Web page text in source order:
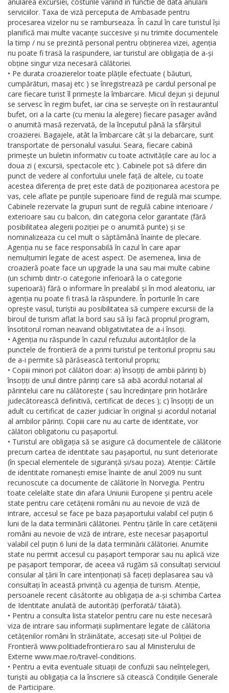
serviciilor. Taxa de viză perceputa de Ambasade pentru
procesarea vizelor nu se ramburseaza. În cazul în care turistul își
planifică mai multe vacanțe succesive și nu trimite documentele
la timp / nu se prezintă personal pentru obținerea vizei, agenția
nu poate fi trasă la raspundere, iar turistul are obligația de a-și
obține singur viza necesară călătoriei.
• Pe durata croazierelor toate plățile efectuate ( băuturi,
cumpărături, masaj etc ) se înregistrează pe cardul personal pe
care fiecare turist îl primește la îmbarcare. Micul dejun și dejunul
se servesc în regim bufet, iar cina se servește ori în restaurantul
bufet, ori a la carte (cu meniu la alegere) fiecare pasager având
o anumită masă rezervată, de la începutul până la sfârșitul
croazierei. Bagajele, atât la îmbarcare cât și la debarcare, sunt
transportate de personalul vasului. Seara, fiecare cabină
primește un buletin informativ cu toate activitățile care au loc a
doua zi ( excursii, spectacole etc ). Cabinele pot să difere din
punct de vedere al confortului unele față de altele, cu toate
acestea diferența de preț este dată de poziționarea acestora pe
vas, cele aflate pe punțile superioare fiind de regulă mai scumpe.
Cabinele rezervate la grupuri sunt de regulă cabine interioare /
exterioare sau cu balcon, din categoria celor garantate (fără
posibilitatea alegerii poziției pe o anumită punte) și se
nominalizeaza cu cel mult o săptămână înainte de plecare.
Agenția nu se face responsabilă în cazul în care apar
nemulțumiri legate de acest aspect. De asemenea, linia de
croazieră poate face un upgrade la una sau mai multe cabine
(un schimb dintr-o categorie inferioară la o categorie
superioară) fără o informare în prealabil și în mod aleatoriu, iar
agenția nu poate fi trasă la răspundere. În porturile în care
oprește vasul, turiștii au posibilitatea să cumpere excursii de la
biroul de turism aflat la bord sau să își facă propriul program,
însotitorul roman neavand obligativitatea de a-i însoți.
• Agenția nu răspunde în cazul refuzului autorităților de la
punctele de frontieră de a primi turistul pe teritoriul propriu sau
de a-i permite să părăsească teritoriul propriu;
• Copiii minori pot călători doar: a) însoțiți de ambii părinți b)
însoțiți de unul dintre părinți care să aibă acordul notarial al
părintelui care nu călătorește ( sau încredințare prin hotărâre
judecătorească definitivă, certificat de deces ); c) însoțiți de un
adult cu certificat de cazier judiciar în original și acordul notarial
al ambilor părinți. Copiii care nu au carte de identitate, vor
călători obligatoriu cu pașaportul.
• Turistul are obligația să se asigure că documentele de călătorie
precum cartea de identitate sau pașaportul, nu sunt deteriorate
(în special elementele de siguranță și/sau poza). Atenție: Cărtile
de identitate romanești emise înainte de anul 2009 nu sunt
recunoscute ca documente de călătorie în Norvegia. Pentru
toate celelalte state din afara Uniunii Europene și pentru acele
state pentru care cetățenii români nu au nevoie de viză de
intrare, accesul se face pe baza pașaportului valabil cel puțin 6
luni de la data terminării călătoriei. Pentru țările în care cetățenii
români au nevoie de viză de intrare, este necesar pașaportul
valabil cel puțin 6 luni de la data terminării călătoriei. Anumite
state nu permit accesul cu pașaport temporar sau nu aplică vize
pe pașaport temporar, de aceea vă rugăm să consultați serviciul
consular al țării în care intenționați să faceți deplasarea sau vă
consultați în această privință cu agenția de turism. Atenție,
persoanele recent căsătorite au obligația de a-și schimba Cartea
de Identitate anulată de autorități (perforată/ tăiată).
• Pentru a consulta lista statelor pentru care nu este necesară
viza de intrare sau informații suplimentare legate de călătoria
cetățenilor români în străinătate, accesați site-ul Poliției de
Frontieră www.politiadefrontiera.ro sau al Ministerului de
Externe www.mae.ro/travel-conditions.
• Pentru a evita eventuale situații de confuzii sau neînțelegeri,
turiștii au obligația ca la înscriere să citească Condițiile Generale
de Participare.